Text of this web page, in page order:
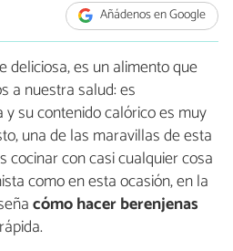
Añádenos en Google
deliciosa, es un alimento que
a nuestra salud: es
su contenido calórico es muy
una de las maravillas de esta
cocinar con casi cualquier cosa
como en esta ocasión, en la
cómo hacer berenjenas